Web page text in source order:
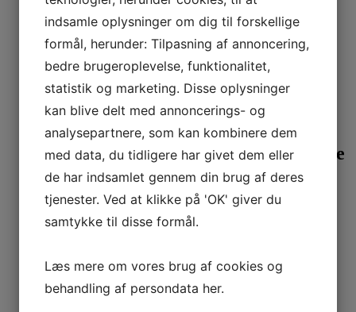
Brændeovn med fedtsten
Lotus Prio 6 – med fedtstenssider
DKK
Læs mere
Fritstående brændeovn
HWAM 3630m sideglas/moderne låge
Læs mere
Wiking Miro
WIKING Miro 3+ med underlåge
DKK
indsamle oplysninger om dig til forskellige
formål, herunder: Tilpasning af annoncering,
bedre brugeroplevelse, funktionalitet,
statistik og marketing. Disse oplysninger
kan blive delt med annoncerings- og
analysepartnere, som kan kombinere dem
med data, du tidligere har givet dem eller
de har indsamlet gennem din brug af deres
tjenester. Ved at klikke på 'OK' giver du
samtykke til disse formål.
Læs mere om vores brug af cookies og
behandling af persondata her.